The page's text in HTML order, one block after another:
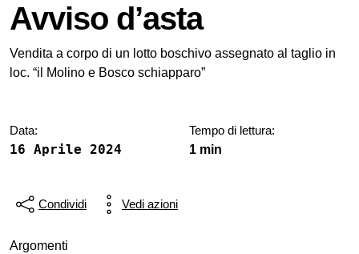
Avviso d’asta
Dettagli della notizia
Vendita a corpo di un lotto boschivo assegnato al taglio in
loc. “il Molino e Bosco schiapparo”
Data:
16 Aprile 2024
Tempo di lettura:
1 min
Condividi Vedi azioni
Argomenti